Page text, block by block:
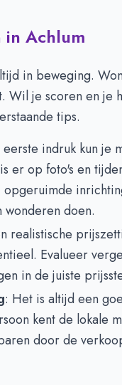
in Achlum
in beweging.
Wil je scoren en je
tips.
eerste indruk kun je
er op foto's en
wonderen doen.
realistische
Evalueer
in de juiste
: Het is altijd een
kent de lokale
door de